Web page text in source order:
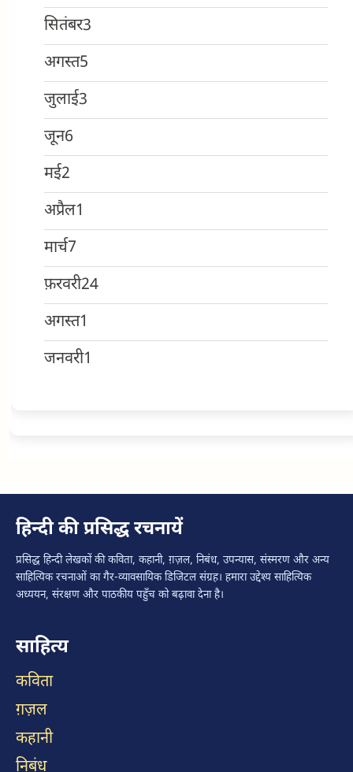
सितंबर3
अगस्त5
जुलाई3
जून6
मई2
अप्रैल1
मार्च7
फ़रवरी24
अगस्त1
जनवरी1
हिन्दी की प्रसिद्ध रचनायें
प्रसिद्ध हिन्दी लेखकों की कविता, कहानी, ग़ज़ल, निबंध, उपन्यास, संस्मरण और अन्य
साहित्यिक रचनाओं का गैर-व्यावसायिक डिजिटल संग्रह। हमारा उद्देश्य साहित्यिक
अध्ययन, संरक्षण और पाठकीय पहुँच को बढ़ावा देना है।
साहित्य
कविता
ग़ज़ल
कहानी
निबंध